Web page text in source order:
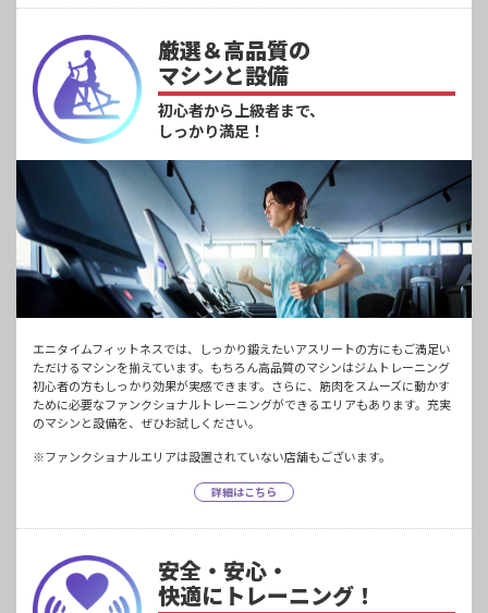
厳選＆高品質の
マシンと設備
初心者から上級者まで、
しっかり満足！
エニタイムフィットネスでは、しっかり鍛えたいアスリートの方にもご満足い
ただけるマシンを揃えています。もちろん高品質のマシンはジムトレーニング
初心者の方もしっかり効果が実感できます。さらに、筋肉をスムーズに動かす
ために必要なファンクショナルトレーニングができるエリアもあります。充実
のマシンと設備を、ぜひお試しください。
※ファンクショナルエリアは設置されていない店舗もございます。
詳細はこちら
安全・安心・
快適にトレーニング！